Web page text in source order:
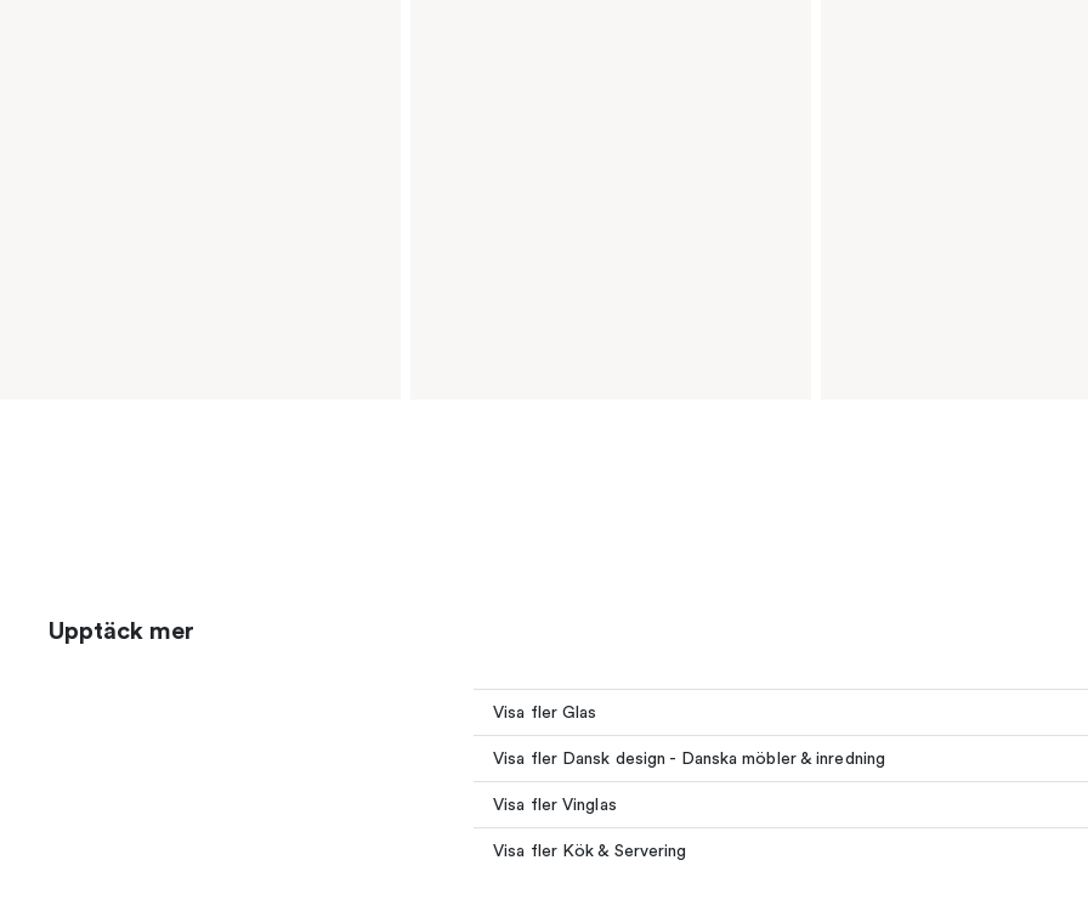
Upptäck mer
Visa fler Glas
Visa fler Dansk design - Danska möbler & inredning
Visa fler Vinglas
Visa fler Kök & Servering